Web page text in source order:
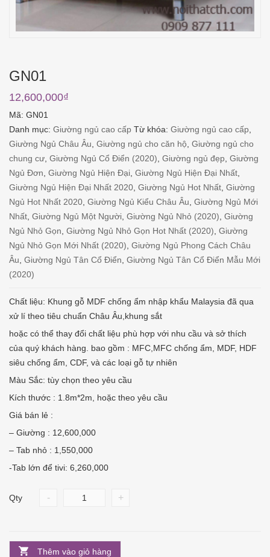
GN01
12,600,000₫
Mã: GN01
Danh mục: Giường ngủ cao cấp Từ khóa: Giường ngủ cao cấp
Giường Ngủ Châu Âu Giường ngủ cho căn hộ Giường ngủ cho
chung cư Giường Ngủ Cổ Điển (2020) Giường ngủ đẹp Giường
Ngủ Đơn Giường Ngủ Hiện Đại Giường Ngủ Hiện Đại Nhất
Giường Ngủ Hiện Đại Nhất 2020 Giường Ngủ Hot Nhất Giường
Ngủ Hot Nhất 2020 Giường Ngủ Kiểu Châu Âu Giường Ngủ Mới
Nhất Giường Ngủ Một Người Giường Ngủ Nhỏ (2020) Giường
Ngủ Nhỏ Gọn Giường Ngủ Nhỏ Gọn Hot Nhất (2020) Giường
Ngủ Nhỏ Gọn Mới Nhất (2020) Giường Ngủ Phong Cách Châu
Âu Giường Ngủ Tân Cổ Điển Giường Ngủ Tân Cổ Điển Mẫu Mới
(2020)
Chất liệu: Khung gỗ MDF chống ẩm nhập khẩu Malaysia đã qua
xử lí theo tiêu chuẩn Châu Âu,khung sắt
hoặc có thể thay đổi chất liệu phù hợp với nhu cầu và sở thích
của quý khách hàng. bao gồm : MFC,MFC chống ẩm, MDF, HDF
siêu chống ẩm, CDF, và các loại gỗ tự nhiên
Màu Sắc: tùy chọn theo yêu cầu
Kích thước : 1.8m*2m, hoặc theo yêu cầu
Giá bán lẻ :
– Giường : 12,600,000
– Tab nhỏ : 1,550,000
-Tab lớn để tivi: 6,260,000
Qty - +
Thêm vào giỏ hàng